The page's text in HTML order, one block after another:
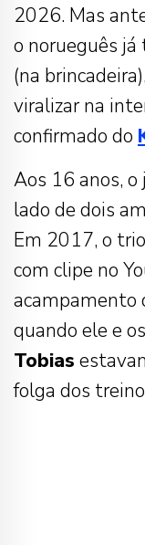
2026. Mas
o norueguês
(na
viralizar na
confirmado do
Aos 16 anos,
lado de dois
Em 2017, o trio
com clipe no
acampamento
quando ele e
Tobias
folga dos